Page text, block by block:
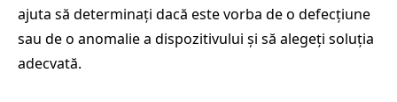
ajuta să determinați dacă este vorba de o defecțiune
sau de o anomalie a dispozitivului și să alegeți soluția
adecvată.